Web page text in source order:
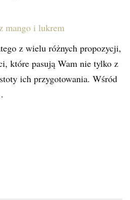
z wielu różnych propozycji,
które pasują Wam nie tylko z
ich przygotowania. Wśród